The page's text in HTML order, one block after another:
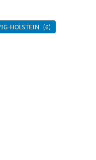
HOLSTEIN (6)